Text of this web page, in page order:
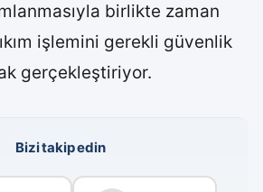
birlikte zaman
işlemini gerekli güvenlik
gerçekleştiriyor.
Bizi takip edin